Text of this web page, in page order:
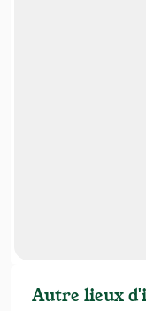
Autre lieux